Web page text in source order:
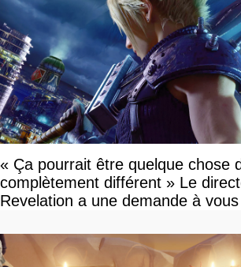
« Ça pourrait être quelque chose
complètement différent » Le
Revelation a une demande à